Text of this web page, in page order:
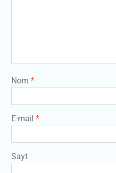
Nom *
E-mail *
Sayt